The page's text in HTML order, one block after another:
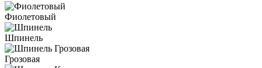
Фиолетовый
Шпинель
Грозовая